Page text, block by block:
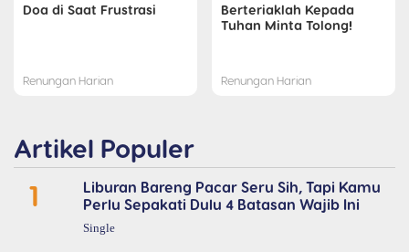
Doa di Saat Frustrasi
Renungan Harian
Berteriaklah Kepada
Tuhan Minta Tolong!
Renungan Harian
Artikel Populer
1
Liburan Bareng Pacar Seru Sih, Tapi Kamu
Perlu Sepakati Dulu 4 Batasan Wajib Ini
Single